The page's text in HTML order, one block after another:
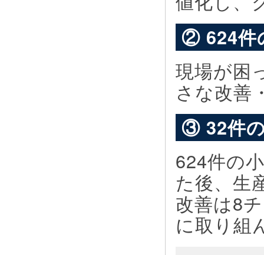
② 624件
現場が困
さな改善
③ 32件
624件の
た後、生
改善は8
に取り組